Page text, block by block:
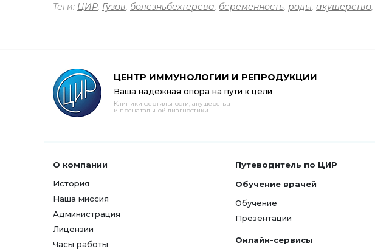
Теги: ЦИР, Гузов, болезньбехтерева, беременность, роды, акушерство,
ЦЕНТР ИММУНОЛОГИИ И РЕПРОДУКЦИИ
Ваша надежная опора на пути к цели
Клиники фертильности, акушерства
и пренатальной диагностики
О компании
История
Наша миссия
Администрация
Лицензии
Часы работы
Путеводитель по ЦИР
Обучение врачей
Обучение
Презентации
Онлайн-сервисы